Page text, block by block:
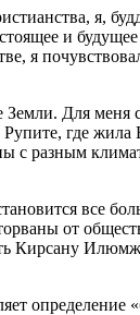
я,
и
я
Земли. Для
где
с разным
все
от
Кирсану
определение